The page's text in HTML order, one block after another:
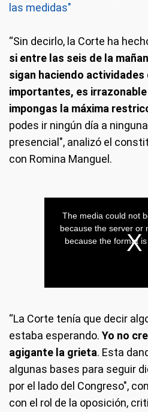
las medidas"
“Sin decirlo, la Corte ha
si entre las seis de la
sigan haciendo actividades
importantes, es
impongas la máxima
podes ir ningún día a
presencial", analizó el
con Romina Manguel.
“La Corte tenía que decir
estaba esperando. Yo no
agigante la grieta. Esta
algunas bases para seguir
por el lado del Congreso",
con el rol de la oposición,